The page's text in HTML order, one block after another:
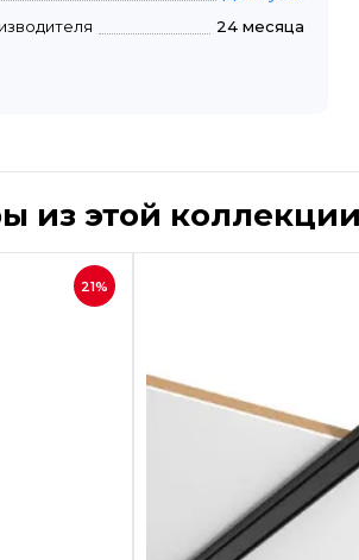
24 месяца
из этой коллекции
21%